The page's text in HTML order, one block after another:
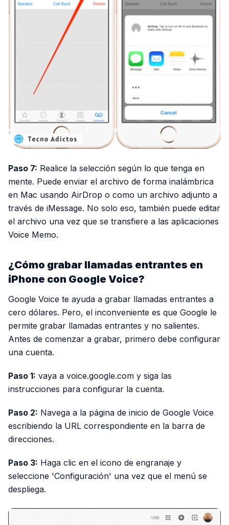
Paso 7: Realice la selección según lo que tenga en
mente. Puede enviar el archivo de forma inalámbrica
en Mac usando AirDrop o como un archivo adjunto a
través de iMessage. No solo eso, también puede editar
el archivo una vez que se transfiere a las aplicaciones
Voice Memo.
¿Cómo grabar llamadas entrantes en
iPhone con Google Voice?
Google Voice te ayuda a grabar llamadas entrantes a
cero dólares. Pero, el inconveniente es que Google le
permite grabar llamadas entrantes y no salientes.
Antes de comenzar a grabar, primero debe configurar
una cuenta.
Paso 1: vaya a voice.google.com y siga las
instrucciones para configurar la cuenta.
Paso 2: Navega a la página de inicio de Google Voice
escribiendo la URL correspondiente en la barra de
direcciones.
Paso 3: Haga clic en el icono de engranaje y
seleccione 'Configuración' una vez que el menú se
despliega.